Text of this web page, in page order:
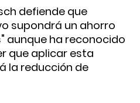
defiende que
supondrá un ahorro
aunque ha reconocido
que aplicar esta
la reducción de